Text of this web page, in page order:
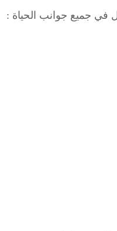
في جميع جوانب الحياة :